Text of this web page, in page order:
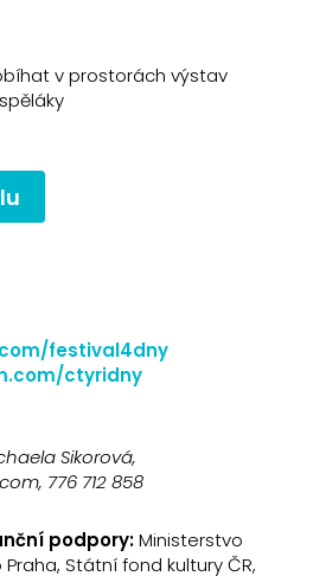
v prostorách výstav
festival4dny
ctyridny
Sikorová,
776 712 858
podpory:Ministerstvo
Státní fond kultury ČR,